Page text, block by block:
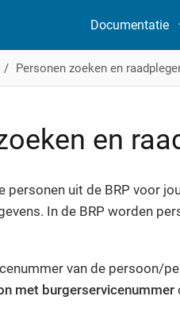
Documentatie
Personen zoeken en
en
personen uit de BRP voor
In de BRP worden
van de persoon/
met burgerservicenummer